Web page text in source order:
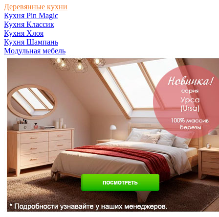
Деревянные кухни
Кухня Pin Magic
Кухня Классик
Кухня Хлоя
Кухня Шампань
Модульная мебель